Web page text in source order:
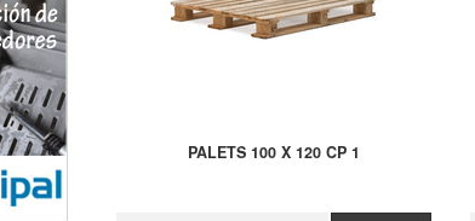
PALETS 100 X 120 CP 1